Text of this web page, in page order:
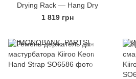
Drying Rack — Hang Dry
1 819 грн